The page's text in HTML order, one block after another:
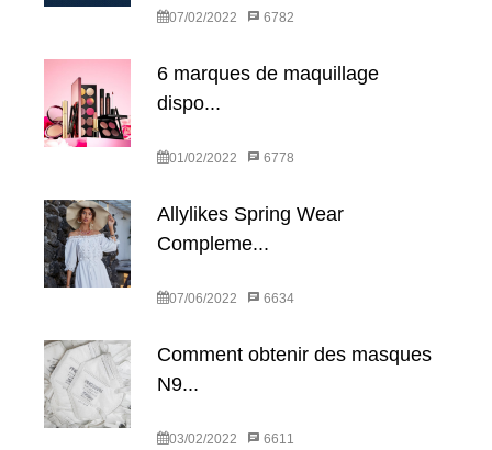
07/02/2022 6782
6 marques de maquillage
dispo...
01/02/2022 6778
Allylikes Spring Wear
Compleme...
07/06/2022 6634
Comment obtenir des masques
N9...
03/02/2022 6611